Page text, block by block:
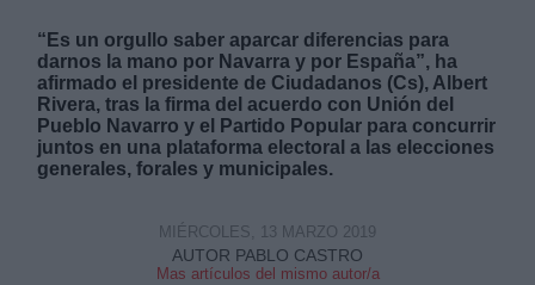
“Es un orgullo saber aparcar diferencias para
darnos la mano por Navarra y por España”, ha
afirmado el presidente de Ciudadanos (Cs), Albert
Rivera, tras la firma del acuerdo con Unión del
Pueblo Navarro y el Partido Popular para concurrir
juntos en una plataforma electoral a las elecciones
generales, forales y municipales.
AUTOR PABLO CASTRO
Mas artículos del mismo autor/a
MIÉRCOLES, 13 MARZO 2019
Destinatarios: